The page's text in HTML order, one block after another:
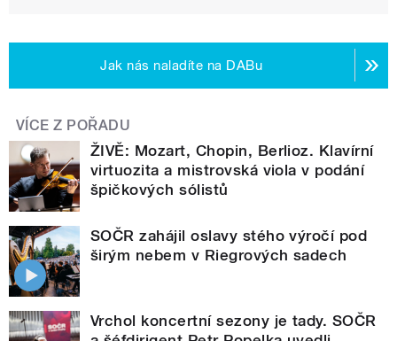
Jak nás naladíte na DABu
VÍCE Z POŘADU
ŽIVĚ: Mozart, Chopin, Berlioz. Klavírní
virtuozita a mistrovská viola v podání
špičkových sólistů
SOČR zahájil oslavy stého výročí pod
širým nebem v Riegrových sadech
Vrchol koncertní sezony je tady. SOČR